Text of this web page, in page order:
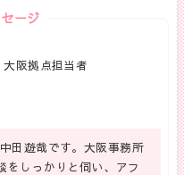
ージ
阪拠点担当者
田遊哉です。大阪事務所
をしっかりと伺い、アフ